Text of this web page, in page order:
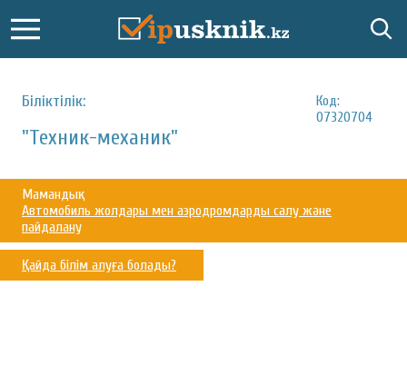
Біліктілік:
Код:
07320704
"Техник-механик"
Мамандық:
Автомобиль жолдары мен аэродромдарды салу және
пайдалану
Қайда білім алуға болады?